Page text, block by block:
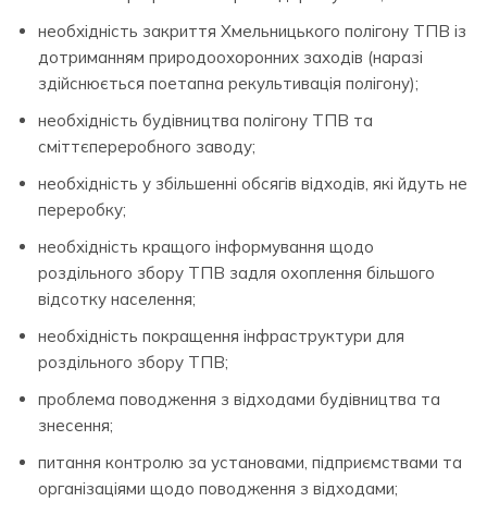
необхідність закриття Хмельницького полігону ТПВ із
дотриманням природоохоронних заходів (наразі
здійснюється поетапна рекультивація полігону);
необхідність будівництва полігону ТПВ та
сміттєпереробного заводу;
необхідність у збільшенні обсягів відходів, які йдуть не
переробку;
необхідність кращого інформування щодо
роздільного збору ТПВ задля охоплення більшого
відсотку населення;
необхідність покращення інфраструктури для
роздільного збору ТПВ;
проблема поводження з відходами будівництва та
знесення;
питання контролю за установами, підприємствами та
організаціями щодо поводження з відходами;